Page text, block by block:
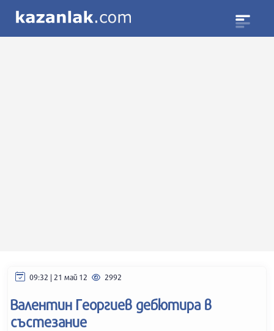
09:32 | 21 май 12 2992
Валентин Георгиев дебютира в
състезание